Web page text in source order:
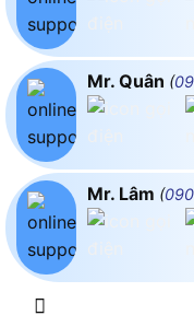
Mr. Quân (
Mr. Lâm (